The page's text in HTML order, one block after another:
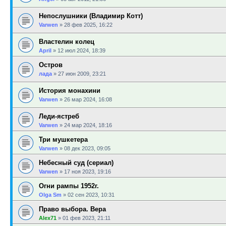
Непослушники (Владимир Котт)
Varwen » 28 фев 2025, 16:22
Властелин колец
April » 12 июл 2024, 18:39
Остров
лада » 27 июн 2009, 23:21
История монахини
Varwen » 26 мар 2024, 16:08
Леди-ястреб
Varwen » 24 мар 2024, 18:16
Три мушкетера
Varwen » 08 дек 2023, 09:05
Небесный суд (сериал)
Varwen » 17 ноя 2023, 19:16
Огни рампы 1952г.
Olga Sm » 02 сен 2023, 10:31
Право выбора. Вера
Alex71 » 01 фев 2023, 21:11